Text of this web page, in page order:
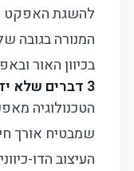
להשגת האפקט
בכיוון האור
3 דברים שלא ידעתם על מנורות LED לקיר
הטכנולוגיה
שמבטיח אורך
העיצוב הדו-